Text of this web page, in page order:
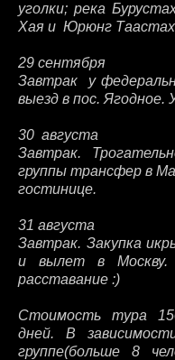
уголки; река
Хая и Юрюнг Таастах
29 сентября
Завтрак у
выезд в пос. Ягодное.
30 августа
Завтрак.
группы трансфер в
гостинице.
31 августа
Завтрак. Закупка
и вылет в Москву.
расставание :)
Стоимость тура
дней. В
группе(больше 8